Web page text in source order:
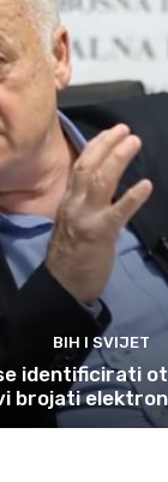
BIH I SVIJET
identificirati
brojati